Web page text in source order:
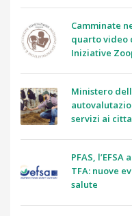
Camminate
quarto video
Iniziative
Ministero
servizi ai
PFAS,
TFA: nuove
salute